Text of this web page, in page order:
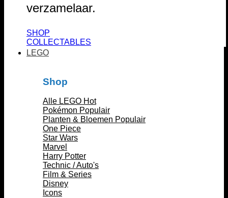
verzamelaar.
SHOP
COLLECTABLES
LEGO
Shop
Alle LEGO
Pokémon
Planten & Bloemen
One Piece
Star Wars
Marvel
Harry Potter
Technic / Auto's
Film & Series
Disney
Icons